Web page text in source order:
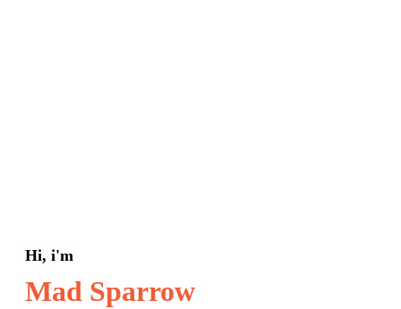
Hi, i'm
Mad Sparrow